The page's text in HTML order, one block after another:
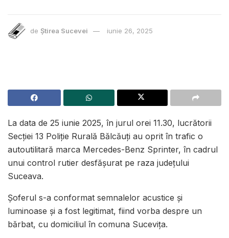
de Știrea Sucevei iunie 26, 2025
La data de 25 iunie 2025, în jurul orei 11.30, lucrătorii
Secției 13 Poliție Rurală Bălcăuți au oprit în trafic o
autoutilitară marca Mercedes-Benz Sprinter, în cadrul
unui control rutier desfășurat pe raza județului
Suceava.
Șoferul s-a conformat semnalelor acustice și
luminoase și a fost legitimat, fiind vorba despre un
bărbat, cu domiciliul în comuna Sucevița.